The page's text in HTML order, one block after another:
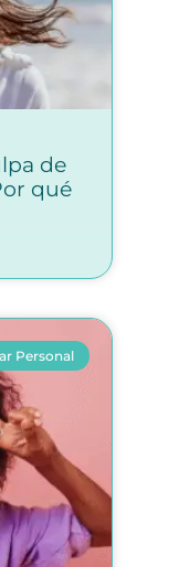
de
qué
Personal